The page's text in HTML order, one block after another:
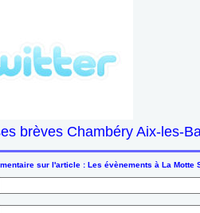
brèves Chambéry Aix-les-
sur l'article : Les évènements à La Motte